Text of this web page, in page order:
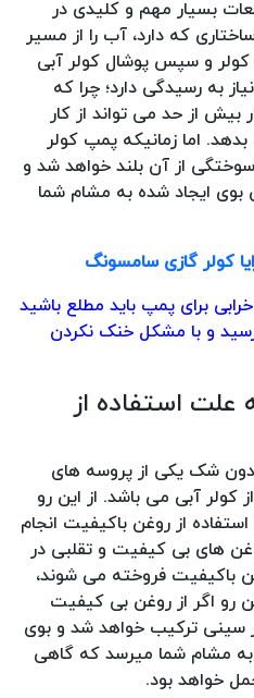
بسیار مهم و کلیدی در
که دارد، آب را از مسیر
و سپس پوشال کولر آبی
به رسیدگی دارد؛ چرا که
بیش از حد می تواند از کار
اما زمانیکه پمپ کولر
از آن بلند خواهد شد و
بوی ایجاد شده به مشام شما
کولر گازی سامسونگ
برای پمپ باید مطلع باشید
و با مشکل خنک نکردن
علت استفاده از
شک یکی از پروسه های
آبی می باشد. از این رو
از روغن باکیفیت انجام
های بی کیفیت و تقلبی در
باکیفیت فروخته می شوند،
رو اگر از روغن بی کیفیت
سینی ترکیب خواهد شد و بوی
به مشام شما میرسد که گاهی
خواهد بود.